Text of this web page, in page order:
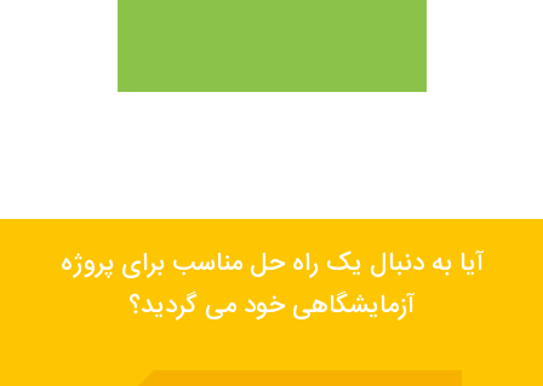
آیا به دنبال یک راه حل مناسب برای پروژه
آزمایشگاهی خود می گردید؟